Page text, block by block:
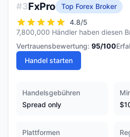
#3FxPro
Top Forex Broker
4.8/5
7,800,000 Händler haben diesen
Vertrauensbewertung: 95/100
Handel starten
Handelsgebühren
Spread only
Plattformen